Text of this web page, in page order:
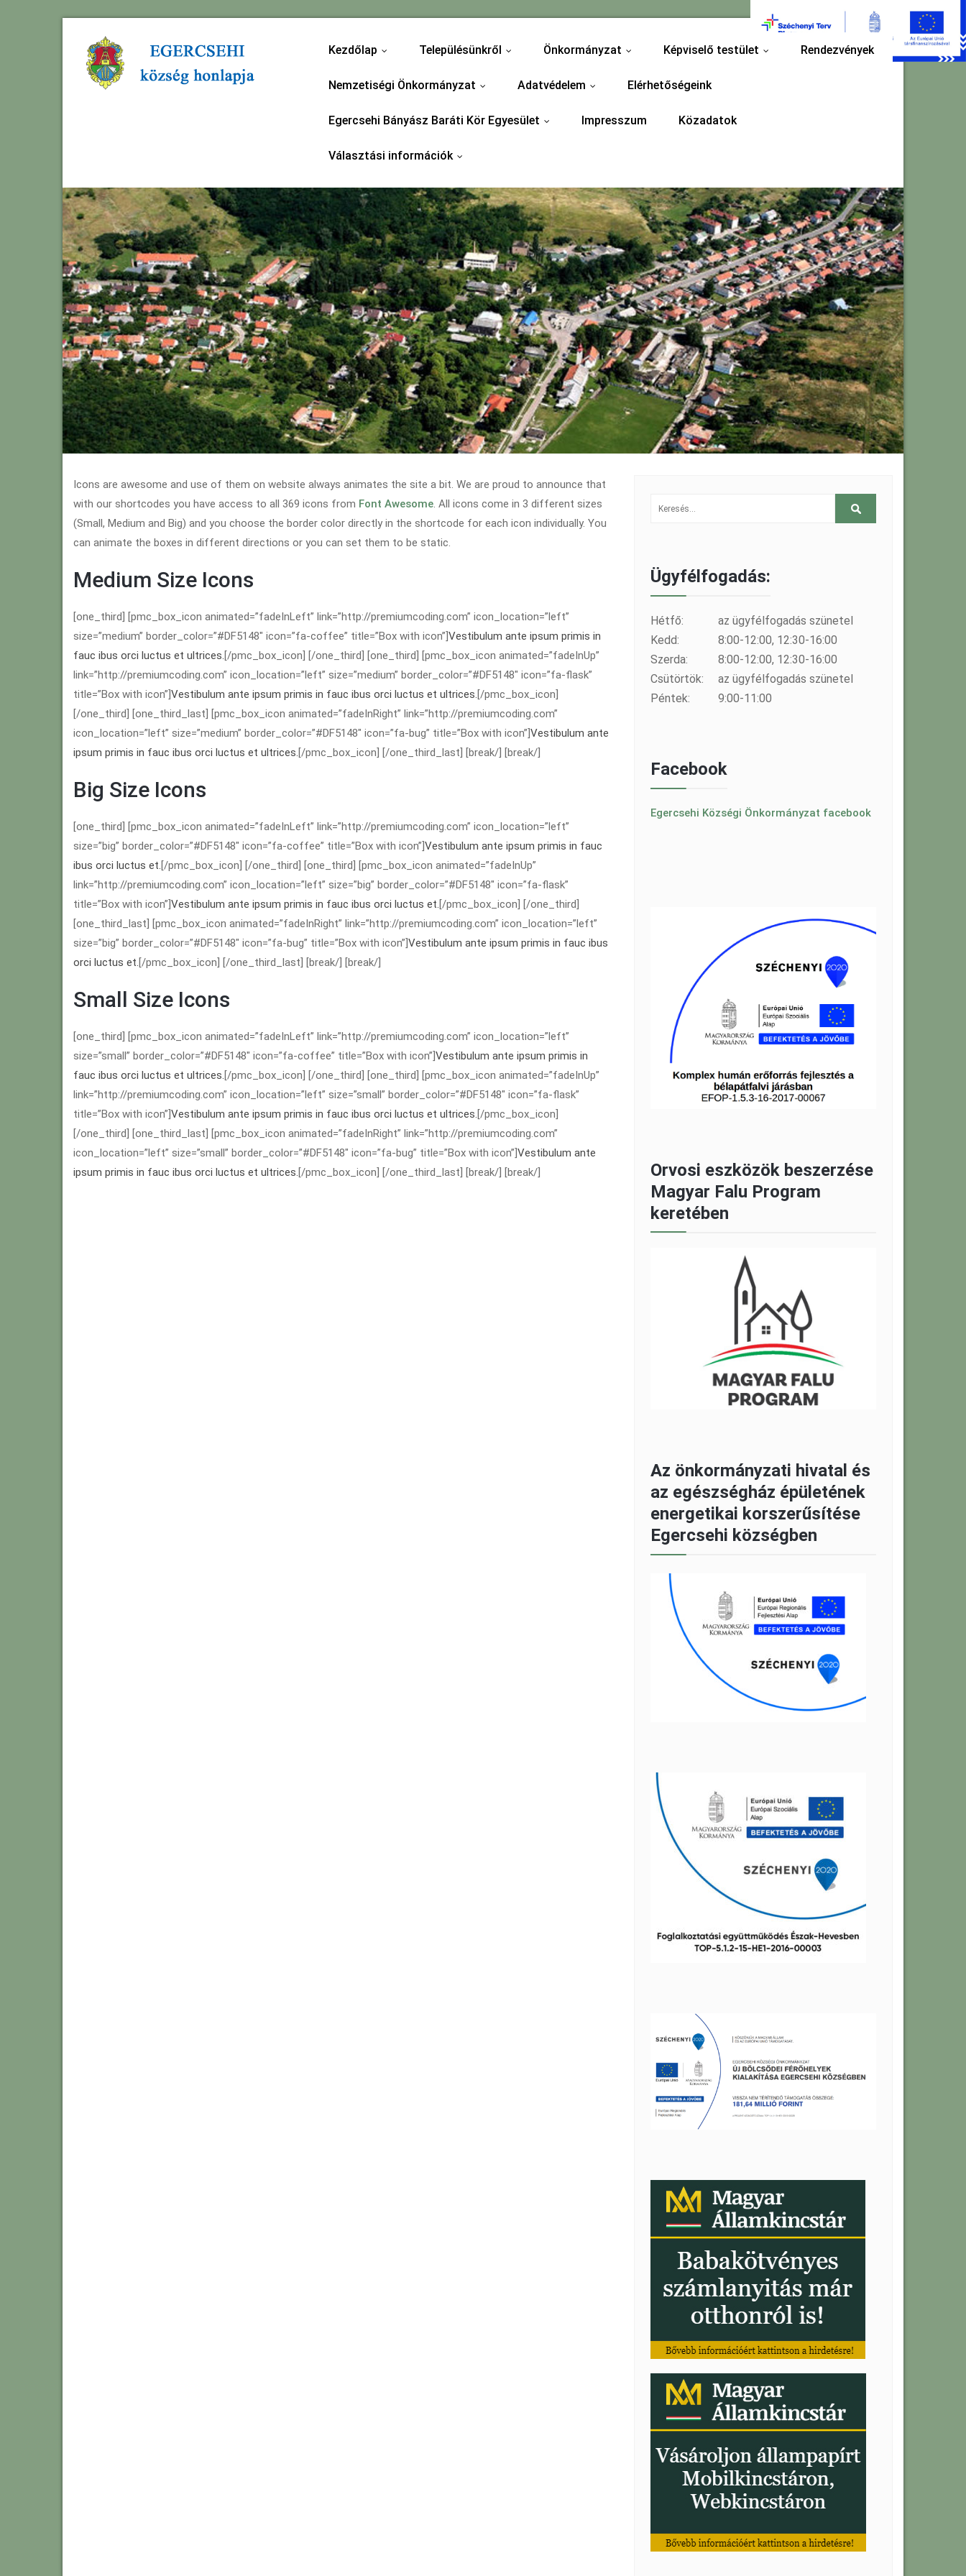
Kezdőlap Településünkről Önkormányzat Képviselő testület Rendezvények
Nemzetiségi Önkormányzat Adatvédelem Elérhetőségeink
Egercsehi Bányász Baráti Kör Egyesület Impresszum Közadatok
Választási információk
Icons are awesome and use of them on website always animates the site a bit. We are proud to announce that
with our shortcodes you have access to all 369 icons from Font Awesome. All icons come in 3 different sizes
(Small, Medium and Big) and you choose the border color directly in the shortcode for each icon individually. You
can animate the boxes in different directions or you can set them to be static.
Medium Size Icons
[one_third] [pmc_box_icon animated=”fadeInLeft” link=”http://premiumcoding.com” icon_location=”left”
size=”medium” border_color=”#DF5148″ icon=”fa-coffee” title=”Box with icon”]Vestibulum ante ipsum primis in
fauc ibus orci luctus et ultrices.[/pmc_box_icon] [/one_third] [one_third] [pmc_box_icon animated=”fadeInUp”
link=”http://premiumcoding.com” icon_location=”left” size=”medium” border_color=”#DF5148″ icon=”fa-flask”
title=”Box with icon”]Vestibulum ante ipsum primis in fauc ibus orci luctus et ultrices.[/pmc_box_icon]
[/one_third] [one_third_last] [pmc_box_icon animated=”fadeInRight” link=”http://premiumcoding.com”
icon_location=”left” size=”medium” border_color=”#DF5148″ icon=”fa-bug” title=”Box with icon”]Vestibulum ante
ipsum primis in fauc ibus orci luctus et ultrices.[/pmc_box_icon] [/one_third_last] [break/] [break/]
Big Size Icons
[one_third] [pmc_box_icon animated=”fadeInLeft” link=”http://premiumcoding.com” icon_location=”left”
size=”big” border_color=”#DF5148″ icon=”fa-coffee” title=”Box with icon”]Vestibulum ante ipsum primis in fauc
ibus orci luctus et.[/pmc_box_icon] [/one_third] [one_third] [pmc_box_icon animated=”fadeInUp”
link=”http://premiumcoding.com” icon_location=”left” size=”big” border_color=”#DF5148″ icon=”fa-flask”
title=”Box with icon”]Vestibulum ante ipsum primis in fauc ibus orci luctus et.[/pmc_box_icon] [/one_third]
[one_third_last] [pmc_box_icon animated=”fadeInRight” link=”http://premiumcoding.com” icon_location=”left”
size=”big” border_color=”#DF5148″ icon=”fa-bug” title=”Box with icon”]Vestibulum ante ipsum primis in fauc ibus
orci luctus et.[/pmc_box_icon] [/one_third_last] [break/] [break/]
Small Size Icons
[one_third] [pmc_box_icon animated=”fadeInLeft” link=”http://premiumcoding.com” icon_location=”left”
size=”small” border_color=”#DF5148″ icon=”fa-coffee” title=”Box with icon”]Vestibulum ante ipsum primis in
fauc ibus orci luctus et ultrices.[/pmc_box_icon] [/one_third] [one_third] [pmc_box_icon animated=”fadeInUp”
link=”http://premiumcoding.com” icon_location=”left” size=”small” border_color=”#DF5148″ icon=”fa-flask”
title=”Box with icon”]Vestibulum ante ipsum primis in fauc ibus orci luctus et ultrices.[/pmc_box_icon]
[/one_third] [one_third_last] [pmc_box_icon animated=”fadeInRight” link=”http://premiumcoding.com”
icon_location=”left” size=”small” border_color=”#DF5148″ icon=”fa-bug” title=”Box with icon”]Vestibulum ante
ipsum primis in fauc ibus orci luctus et ultrices.[/pmc_box_icon] [/one_third_last] [break/] [break/]
Ügyfélfogadás:
Hétfő:
az ügyfélfogadás szünetel
Kedd:
8:00-12:00, 12:30-16:00
Szerda:
8:00-12:00, 12:30-16:00
Csütörtök:
az ügyfélfogadás szünetel
Péntek:
9:00-11:00
Facebook
Egercsehi Községi Önkormányzat facebook
Orvosi eszközök beszerzése
Magyar Falu Program
keretében
Az önkormányzati hivatal és
az egészségház épületének
energetikai korszerűsítése
Egercsehi községben